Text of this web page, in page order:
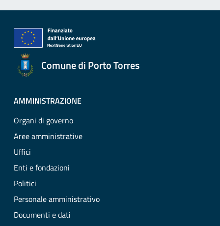
Comune di Porto Torres
AMMINISTRAZIONE
Organi di governo
Aree amministrative
Uffici
Enti e fondazioni
Politici
Personale amministrativo
Documenti e dati